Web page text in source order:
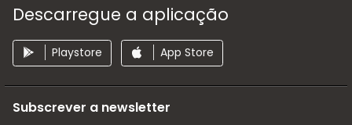
Descarregue a aplicação
Playstore App Store
Subscrever a newsletter